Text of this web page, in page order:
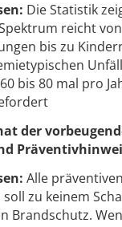
Die Statistik
reicht
bis zu
bis 80 mal pro
der
Alle
zu keinem
Brandschutz.